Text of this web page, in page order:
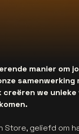
manier om
samenwerking
creëren we
Store, geliefd om